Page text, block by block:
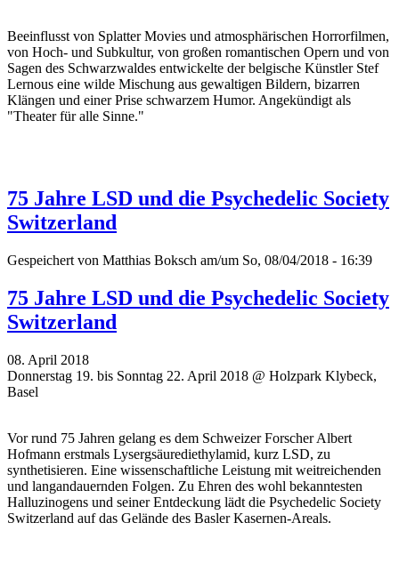
Beeinflusst von Splatter Movies und atmosphärischen Horrorfilmen,
von Hoch- und Subkultur, von großen romantischen Opern und von
Sagen des Schwarzwaldes entwickelte der belgische Künstler Stef
Lernous eine wilde Mischung aus gewaltigen Bildern, bizarren
Klängen und einer Prise schwarzem Humor. Angekündigt als
"Theater für alle Sinne."
75 Jahre LSD und die Psychedelic Society
Switzerland
Gespeichert von Matthias Boksch am/um So, 08/04/2018 - 16:39
75 Jahre LSD und die Psychedelic Society
Switzerland
08. April 2018
Donnerstag 19. bis Sonntag 22. April 2018 @ Holzpark Klybeck,
Basel
Vor rund 75 Jahren gelang es dem Schweizer Forscher Albert
Hofmann erstmals Lysergsäurediethylamid, kurz LSD, zu
synthetisieren. Eine wissenschaftliche Leistung mit weitreichenden
und langandauernden Folgen. Zu Ehren des wohl bekanntesten
Halluzinogens und seiner Entdeckung lädt die Psychedelic Society
Switzerland auf das Gelände des Basler Kasernen-Areals.